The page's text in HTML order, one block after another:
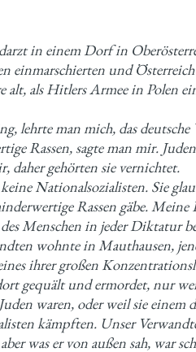
in einem Dorf in
einmarschierten und
alt, als Hitlers Armee in Polen
lehrte man mich, das deutsche
Rassen, sagte man mir.
daher gehörten sie vernichtet.
Nationalsozialisten. Sie
Rassen gäbe.
Menschen in jeder Diktatur
wohnte in Mauthausen,
ihrer großen
gequält und ermordet, nur
waren, oder weil sie einem
kämpften. Unser
was er von außen sah, war